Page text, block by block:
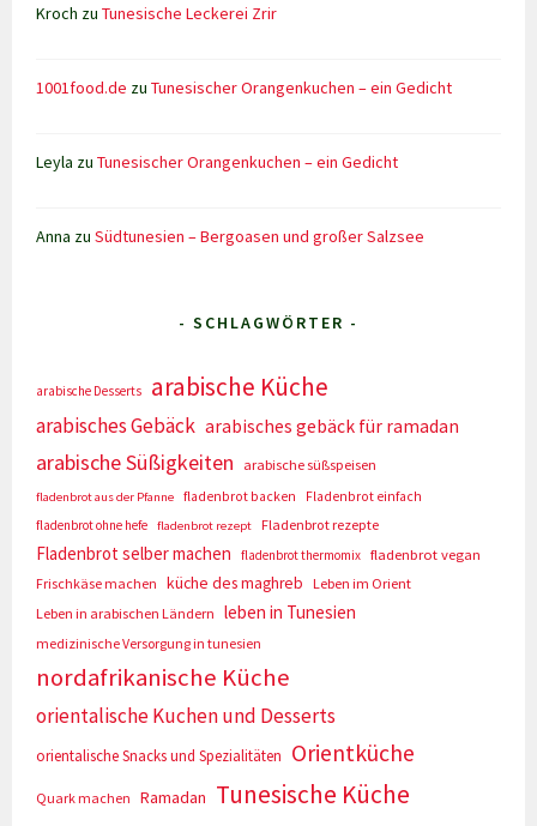
Kroch zuTunesische Leckerei Zrir
1001food.de zuTunesischer Orangenkuchen – ein Gedicht
Leyla zuTunesischer Orangenkuchen – ein Gedicht
Anna zuSüdtunesien – Bergoasen und großer Salzsee
- SCHLAGWÖRTER -
arabische Desserts arabische Küche
arabisches Gebäck arabisches gebäck für ramadan
arabische Süßigkeiten arabische süßspeisen
fladenbrot aus der Pfanne fladenbrot backen
Fladenbrot einfach
fladenbrot ohne hefe
fladenbrot rezept Fladenbrot rezepte
Fladenbrot selber machen fladenbrot thermomix fladenbrot vegan
Frischkäse machen
küche des maghreb
Leben im Orient
Leben in arabischen Ländern
leben in Tunesien
medizinische Versorgung in tunesien
nordafrikanische Küche
orientalische Kuchen und Desserts
orientalische Snacks und Spezialitäten Orientküche
Quark machen Ramadan Tunesische Küche